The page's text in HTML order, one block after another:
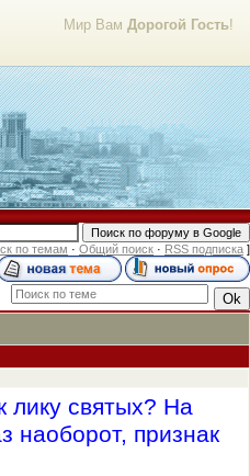
Мир Вам Дорогой Гость!
по темам · Общий поиск · RSS подписка ]
лику святых? На
наоборот, признак